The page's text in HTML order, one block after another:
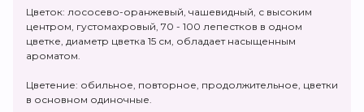
Цветок: лососево-оранжевый, чашевидный, с высоким
центром, густомахровый, 70 - 100 лепестков в одном
цветке, диаметр цветка 15 см, обладает насыщенным
ароматом.
Цветение: обильное, повторное, продолжительное, цветки
в основном одиночные.